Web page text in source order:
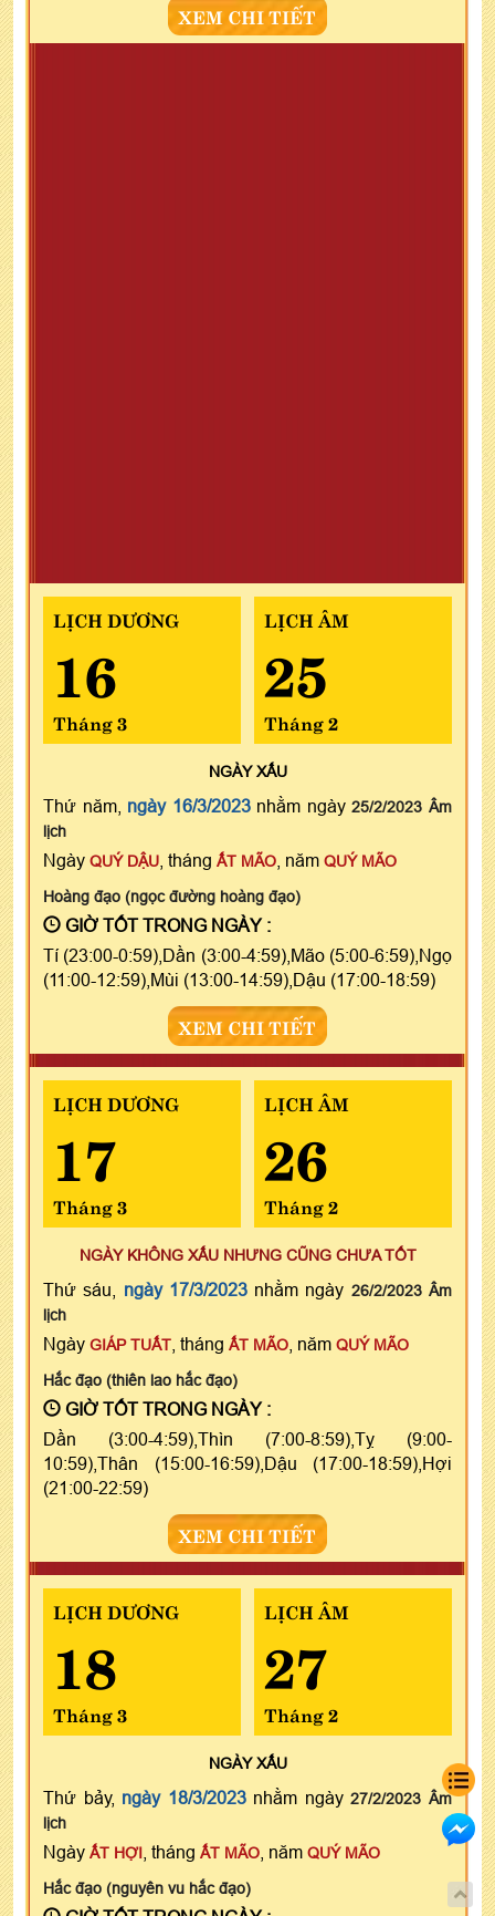
XEM CHI TIẾT
LỊCH DƯƠNG
16
Tháng 3
LỊCH ÂM
25
Tháng 2
NGÀYXẤU
Thứ năm, ngày 16/3/2023nhằm ngày25/2/2023 Âm
lịch
Ngày QUÝ DẬU , tháng ẤT MÃO , năm QUÝ MÃO
Hoàng đạo (ngọc đường hoàng đạo)
GIỜ TỐT TRONG NGÀY :
Tí (23:00-0:59),Dần (3:00-4:59),Mão (5:00-6:59),Ngọ
(11:00-12:59),Mùi (13:00-14:59),Dậu (17:00-18:59)
XEM CHI TIẾT
LỊCH DƯƠNG
17
Tháng 3
LỊCH ÂM
26
Tháng 2
NGÀY KHÔNG XẤU NHƯNG CŨNG CHƯA TỐT
Thứ sáu, ngày 17/3/2023nhằm ngày 26/2/2023 Âm
lịch
Ngày GIÁP TUẤT , tháng ẤT MÃO , năm QUÝ MÃO
Hắc đạo (thiên lao hắc đạo)
GIỜ TỐT TRONG NGÀY :
Dần (3:00-4:59),Thìn (7:00-8:59),Tỵ (9:00-
10:59),Thân (15:00-16:59),Dậu (17:00-18:59),Hợi
(21:00-22:59)
XEM CHI TIẾT
LỊCH DƯƠNG
18
Tháng 3
LỊCH ÂM
27
Tháng 2
NGÀYXẤU
Thứ bảy, ngày 18/3/2023nhằm ngày27/2/2023 Âm
lịch
Ngày ẤT HỢI , tháng ẤT MÃO , năm QUÝ MÃO
Hắc đạo (nguyên vu hắc đạo)